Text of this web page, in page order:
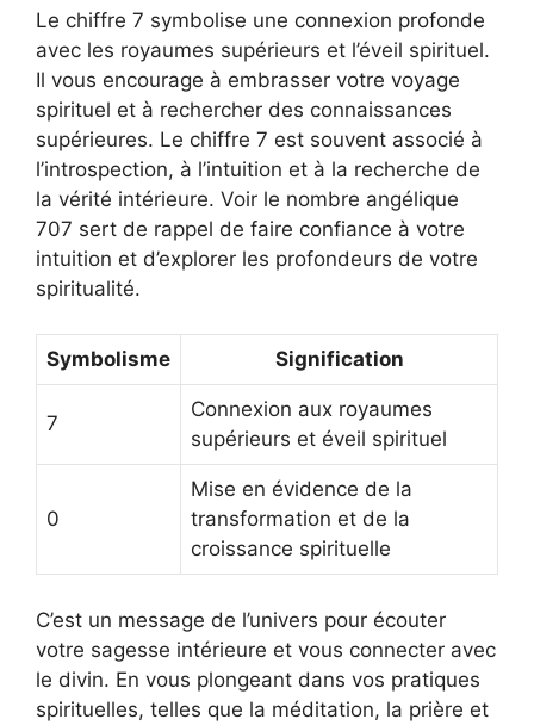
Le chiffre 7 symbolise une connexion profonde
avec les royaumes supérieurs et l’éveil spirituel.
Il vous encourage à embrasser votre voyage
spirituel et à rechercher des connaissances
supérieures. Le chiffre 7 est souvent associé à
l’introspection, à l’intuition et à la recherche de
la vérité intérieure. Voir le nombre angélique
707 sert de rappel de faire confiance à votre
intuition et d’explorer les profondeurs de votre
spiritualité.
Symbolisme Signification
7
Connexion aux royaumes
supérieurs et éveil spirituel
0
Mise en évidence de la
transformation et de la
croissance spirituelle
C’est un message de l’univers pour écouter
votre sagesse intérieure et vous connecter avec
le divin. En vous plongeant dans vos pratiques
spirituelles, telles que la méditation, la prière et